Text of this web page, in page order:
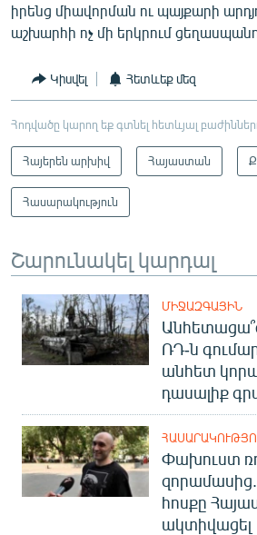
իրենց միավորման ու պայքարի
աշխարհի ոչ մի երկրում
Կիսվել Հետևեք մեզ
Հոդվածը կարող եք գտնել հետևյալ
Հայերեն արխիվ Հայաստան
Հասարակություն
Շարունակել կարդալ
ՄԻՋԱԶԳԱՅԻՆ
ՌԴ-ն
անհետ
դասալիք
Փախուստ
զորամասից.
հոսքը
ակտիվացել